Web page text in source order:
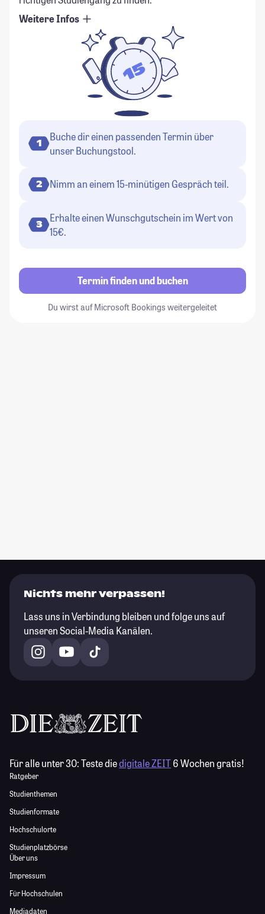
Weitere Infos
1
Buche dir einen passenden Termin über
unser Buchungstool.
2 Nimm an einem 15-minütigen Gespräch teil.
3
Erhalte einen Wunschgutschein im Wert von
15€.
Termin finden und buchen
Du wirst auf Microsoft Bookings weitergeleitet
Nichts mehr verpassen!
Lass uns in Verbindung bleiben und folge uns auf
unseren Social-Media Kanälen.
Für alle unter 30:Teste diedigitale ZEIT6 Wochen gratis!
Ratgeber
Studienthemen
Studienformate
Hochschulorte
Studienplatzbörse
Über uns
Impressum
Für Hochschulen
Mediadaten